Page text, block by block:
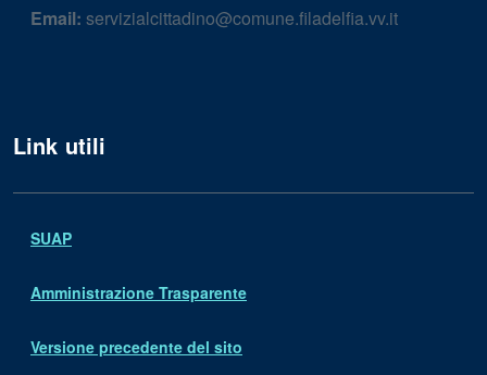
Email: servizialcittadino@comune.filadelfia.vv.it
Link utili
SUAP
Amministrazione Trasparente
Versione precedente del sito